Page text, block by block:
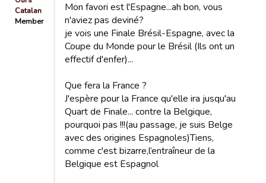
Catalan
Member
Mon favori est l'Espagne...ah bon, vous
n'aviez pas deviné?
je vois une Finale Brésil-Espagne, avec la
Coupe du Monde pour le Brésil (Ils ont un
effectif d'enfer)...
Que fera la France ?
J'espère pour la France qu'elle ira jusqu'au
Quart de Finale... contre la Belgique,
pourquoi pas !!!(au passage, je suis Belge
avec des origines Espagnoles)Tiens,
comme c'est bizarre,l’entraîneur de la
Belgique est Espagnol